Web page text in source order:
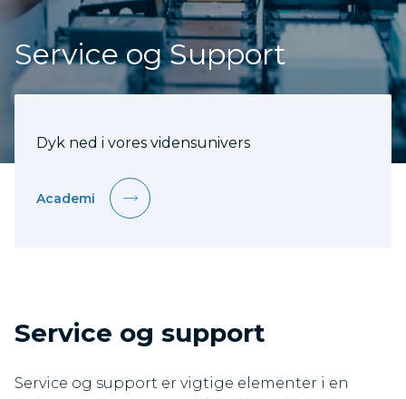
Service og Support
Dyk ned i vores vidensunivers
Academi
Service og support
Service og support er vigtige elementer i en